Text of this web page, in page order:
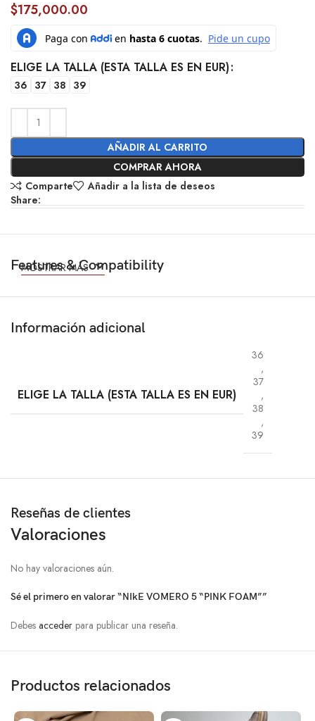
$175,000.00
ELIGE LA TALLA (ESTA TALLA ES EN EUR)
36 37 38 39
AÑADIR AL CARRITO
COMPRAR AHORA
Comparte
Añadir a la lista de deseos
Share:
Features & Compatibility
MOSTRAR MÁS
Información adicional
ELIGE LA TALLA (ESTA TALLA ES EN EUR)
36
,
37
,
38
,
39
Reseñas de clientes
Valoraciones
No hay valoraciones aún.
Sé el primero en valorar “NIkE VOMERO 5 “PINK FOAM””
Debesacceder para publicar una reseña.
Productos relacionados